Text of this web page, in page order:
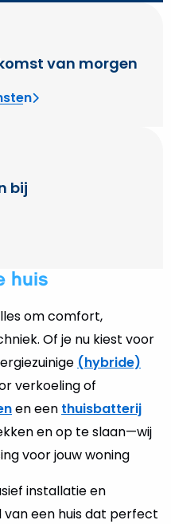
van morgen
bij
huis
om comfort,
Of je nu kiest voor
(hybride)
verkoeling of
en een thuisbatterij
en op te slaan—wij
voor jouw woning
installatie en
een huis dat perfect